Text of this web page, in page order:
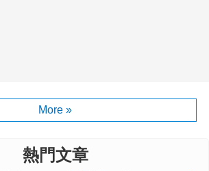
More »
熱門文章